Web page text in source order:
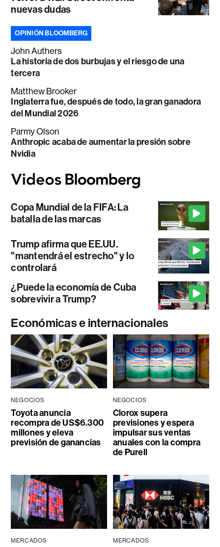
nuevas dudas
OPINIÓN BLOOMBERG
John Authers
La historia de dos burbujas y el riesgo de una
tercera
Matthew Brooker
Inglaterra fue, después de todo, la gran ganadora
del Mundial 2026
Parmy Olson
Anthropic acaba de aumentar la presión sobre
Nvidia
Copa Mundial de la FIFA: La
batalla de las marcas
Trump afirma que EE.UU.
"mantendrá el estrecho" y lo
controlará
¿Puede la economía de Cuba
sobrevivir a Trump?
Económicas e internacionales
NEGOCIOS
Toyota anuncia
recompra de US$6.300
millones y eleva
previsión de ganancias
NEGOCIOS
Clorox supera
previsiones y espera
impulsar sus ventas
anuales con la compra
de Purell
MERCADOS MERCADOS